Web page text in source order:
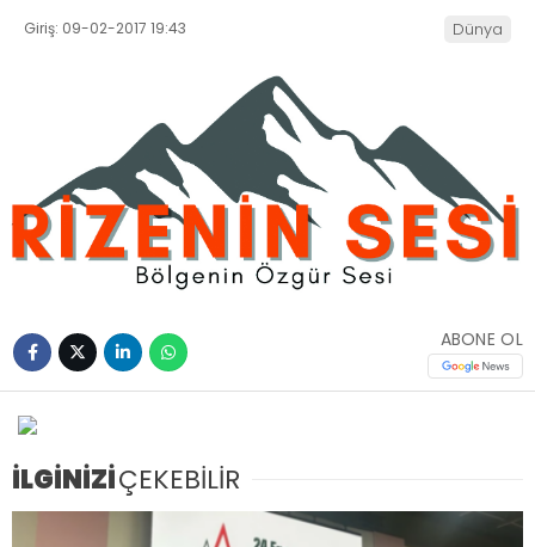
Giriş: 09-02-2017 19:43 Dünya
ABONE OL
İLGİNİZİÇEKEBİLİR